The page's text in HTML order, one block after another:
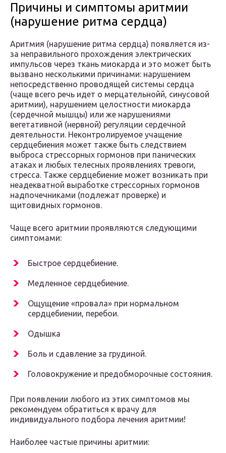
Причины и симптомы аритмии
(нарушение ритма сердца)
Аритмия (нарушение ритма сердца) появляется из-
за неправильного прохождения электрических
импульсов через ткань миокарда и это может быть
вызвано несколькими причинами: нарушением
непосредственно проводящей системы сердца
(чаще всего речь идет о мерцательнойй, синусовой
аритмии), нарушением целостности миокарда
(сердечной мышцы) или же нарушениями
вегетативной (нервной) регуляции сердечной
деятельности. Неконтролируемое учащение
сердцебиения может также быть следствием
выброса стрессорных гормонов при панических
атаках и любых телесных проявлениях тревоги,
стресса. Также сердцебиение может возникать при
неадекватной выработке стрессорных гормонов
надпочечниками (подлежат проверке) и
щитовидных гормонов.
Чаще всего аритмии проявляются следующими
симптомами:
Быстрое сердцебиение.
Медленное сердцебиение.
Ощущение «провала» при нормальном
сердцебиении, перебои.
Одышка
Боль и сдавление за грудиной.
Головокружение и предобморочные состояния.
При появлении любого из этих симптомов мы
рекомендуем обратиться к врачу для
индивидуального подбора лечения аритмии!
Наиболее частые причины аритмии: